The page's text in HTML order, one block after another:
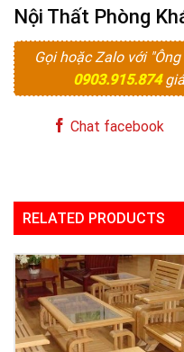
Nội Thất Phòng
Gọi hoặc Zalo với
0903.915.874
Chat facebook
RELATED PRODUCTS